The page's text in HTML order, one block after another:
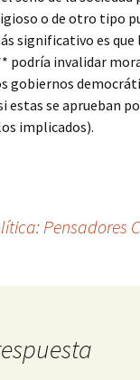
o de otro tipo
significativo es que
podría invalidar
gobiernos
estas se aprueban
implicados).
Pensadores